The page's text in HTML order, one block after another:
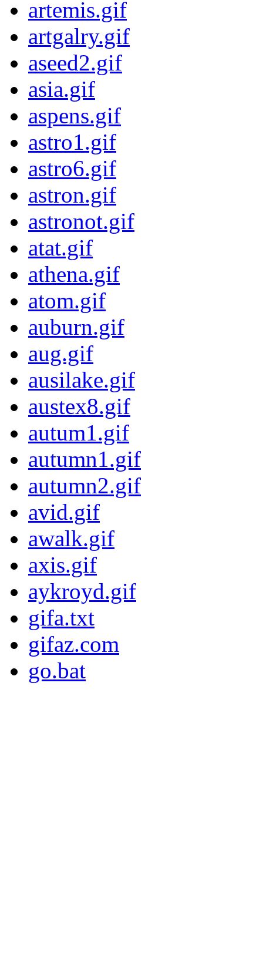
artemis.gif
artgalry.gif
aseed2.gif
asia.gif
aspens.gif
astro1.gif
astro6.gif
astron.gif
astronot.gif
atat.gif
athena.gif
atom.gif
auburn.gif
aug.gif
ausilake.gif
austex8.gif
autum1.gif
autumn1.gif
autumn2.gif
avid.gif
awalk.gif
axis.gif
aykroyd.gif
gifa.txt
gifaz.com
go.bat